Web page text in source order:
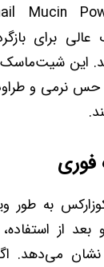
Mucin
برای
این شیت‌ماسک
حس نرمی و
فوری
به طور
از استفاده،
می‌دهد.